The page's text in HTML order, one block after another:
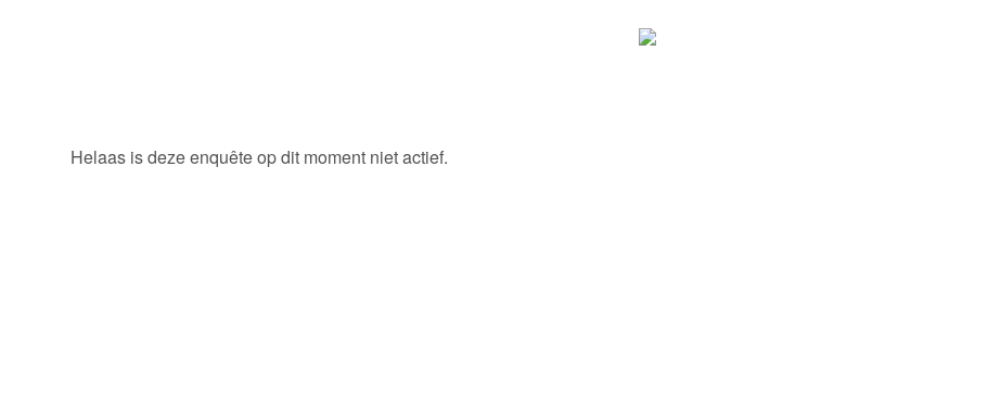
Helaas is deze enquête op dit moment niet actief.